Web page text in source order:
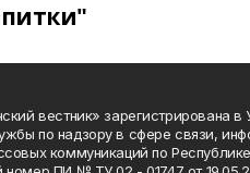
вестник» зарегистрирована в
по надзору в сфере связи,
коммуникаций по